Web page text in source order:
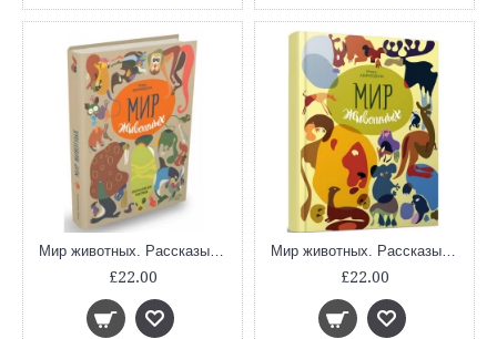
Мир животных. Рассказы о зверях крылатых, бронированных т.д.
£22.00
Мир животных. Рассказы об утконосе, ехидне и т.д.
£22.00